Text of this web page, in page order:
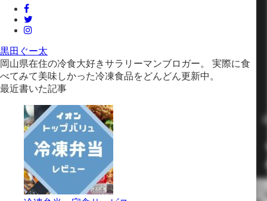
黒田ぐー太
岡山県在住の冷食大好きサラリーマンブロガー。 実際に食
べてみて美味しかった冷凍食品をどんどん更新中。
最近書いた記事